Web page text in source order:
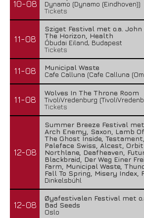
10-08
Dynamo (Dynamo (Eindhoven))
Tickets
11-08
Sziget Festival met o.a. John
The Horizon, Health
Óbudai Eiland, Budapest
Tickets
11-08
Municipal Waste
Cafe Calluna (Cafe Calluna
11-08
Wolves In The Throne Room
TivoliVredenburg
Tickets
12-08
Summer Breeze Festival met
Arch Enemy, Saxon, Lamb
The Ghost Inside,
Paleface Swiss, Alcest, Orbit
Northlane, Deafheaven,
Blackbraid, Der Weg Einer
Farm, Municipal Waste,
Fall To Spring, Misery Index,
Dinkelsbühl
12-08
Øyafestivalen Festival met
Bad Seeds
Oslo